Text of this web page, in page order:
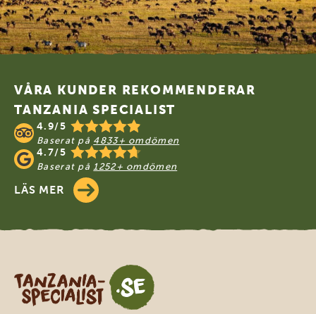
Footer
VÅRA KUNDER REKOMMENDERAR
TANZANIA SPECIALIST
4.9/5
Baserat på 4833+ omdömen
4.7/5
Baserat på1252+ omdömen
LÄS MER
Tanzania Specialist